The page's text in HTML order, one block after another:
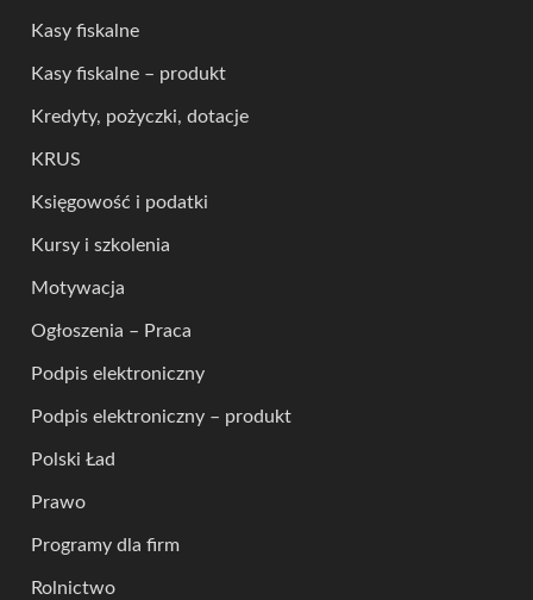
Kasy fiskalne
Kasy fiskalne – produkt
Kredyty, pożyczki, dotacje
KRUS
Księgowość i podatki
Kursy i szkolenia
Motywacja
Ogłoszenia – Praca
Podpis elektroniczny
Podpis elektroniczny – produkt
Polski Ład
Prawo
Programy dla firm
Rolnictwo